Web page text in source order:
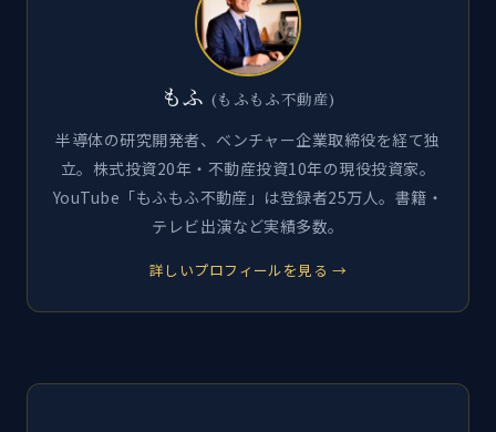
もふ (もふもふ不動産)
半導体の研究開発者、ベンチャー企業取締役を経て独
立。株式投資20年・不動産投資10年の現役投資家。
YouTube「もふもふ不動産」は登録者25万人。書籍・
テレビ出演など実績多数。
詳しいプロフィールを見る →